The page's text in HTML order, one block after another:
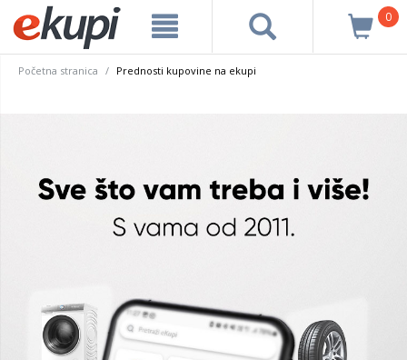
0
Početna stranica Prednosti kupovine na ekupi